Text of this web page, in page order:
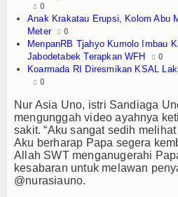
Seni & Budaya
Sorot
Tauziah
Tokoh
Wisata
TV
0
Anak Krakatau Erupsi, Kolom Abu
Meter
0
MenpanRB Tjahyo Kumolo Imbau
Jabodetabek Terapkan WFH
0
Koarmada RI Diresmikan KSAL
0
Nur Asia Uno, istri Sandiaga
mengunggah video ayahnya
sakit. “Aku sangat sedih
Aku berharap Papa segera
Allah SWT menganugerahi
kesabaran untuk melawan
@nurasiauno.